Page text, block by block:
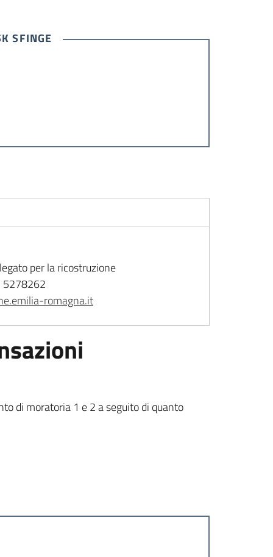
SFINGE
per la ricostruzione
romagna.it
di moratoria 1 e 2 a seguito di quanto